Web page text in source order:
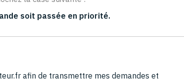
soit passée en priorité.
afin de transmettre mes demandes et